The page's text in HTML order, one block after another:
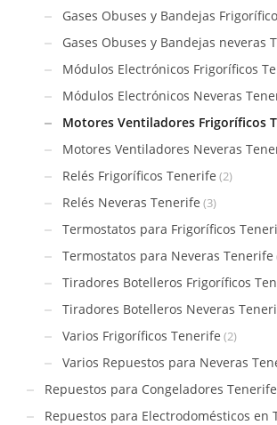
Gases Obuses y Bandejas
Gases Obuses y Bandejas neveras
Módulos Electrónicos Frigoríficos
Módulos Electrónicos Neveras
Motores Ventiladores Frigoríficos
Motores Ventiladores Neveras
Relés Frigoríficos Tenerife (2)
Relés Neveras Tenerife (3)
Termostatos para Frigoríficos
Termostatos para Neveras Tenerife
Tiradores Botelleros Frigoríficos
Tiradores Botelleros Neveras
Varios Frigoríficos Tenerife (2)
Varios Repuestos para Neveras
Repuestos para Congeladores Tenerife
Repuestos para Electrodomésticos en